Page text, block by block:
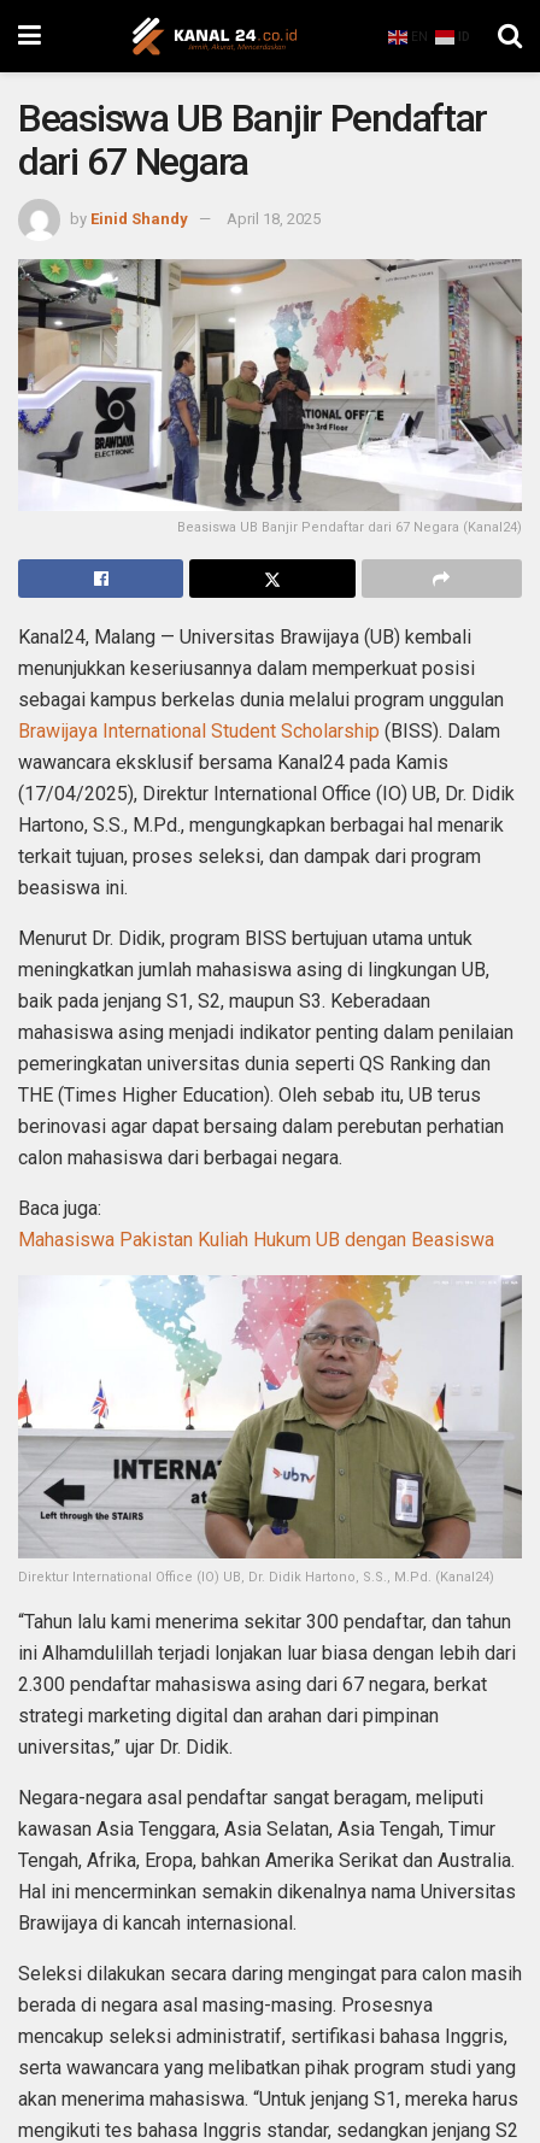
EN ID
Beasiswa UB Banjir Pendaftar
dari 67 Negara
by Einid Shandy April 18, 2025
Beasiswa UB Banjir Pendaftar dari 67 Negara (Kanal24)
Kanal24, Malang — Universitas Brawijaya (UB) kembali
menunjukkan keseriusannya dalam memperkuat posisi
sebagai kampus berkelas dunia melalui program unggulan
Brawijaya International Student Scholarship (BISS). Dalam
wawancara eksklusif bersama Kanal24 pada Kamis
(17/04/2025), Direktur International Office (IO) UB, Dr. Didik
Hartono, S.S., M.Pd., mengungkapkan berbagai hal menarik
terkait tujuan, proses seleksi, dan dampak dari program
beasiswa ini.
Menurut Dr. Didik, program BISS bertujuan utama untuk
meningkatkan jumlah mahasiswa asing di lingkungan UB,
baik pada jenjang S1, S2, maupun S3. Keberadaan
mahasiswa asing menjadi indikator penting dalam penilaian
pemeringkatan universitas dunia seperti QS Ranking dan
THE (Times Higher Education). Oleh sebab itu, UB terus
berinovasi agar dapat bersaing dalam perebutan perhatian
calon mahasiswa dari berbagai negara.
Baca juga:
Mahasiswa Pakistan Kuliah Hukum UB dengan Beasiswa
Direktur International Office (IO) UB, Dr. Didik Hartono, S.S., M.Pd. (Kanal24)
“Tahun lalu kami menerima sekitar 300 pendaftar, dan tahun
ini Alhamdulillah terjadi lonjakan luar biasa dengan lebih dari
2.300 pendaftar mahasiswa asing dari 67 negara, berkat
strategi marketing digital dan arahan dari pimpinan
universitas,” ujar Dr. Didik.
Negara-negara asal pendaftar sangat beragam, meliputi
kawasan Asia Tenggara, Asia Selatan, Asia Tengah, Timur
Tengah, Afrika, Eropa, bahkan Amerika Serikat dan Australia.
Hal ini mencerminkan semakin dikenalnya nama Universitas
Brawijaya di kancah internasional.
Seleksi dilakukan secara daring mengingat para calon masih
berada di negara asal masing-masing. Prosesnya
mencakup seleksi administratif, sertifikasi bahasa Inggris,
serta wawancara yang melibatkan pihak program studi yang
akan menerima mahasiswa. “Untuk jenjang S1, mereka harus
mengikuti tes bahasa Inggris standar, sedangkan jenjang S2